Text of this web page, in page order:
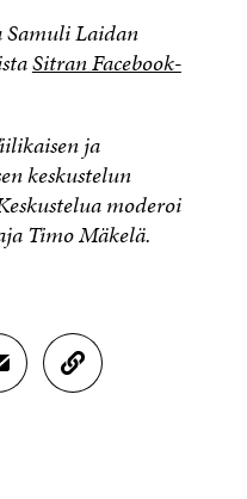
Laidan
Sitran Facebook-
ja
keskustelun
moderoi
Timo Mäkelä.
K
O